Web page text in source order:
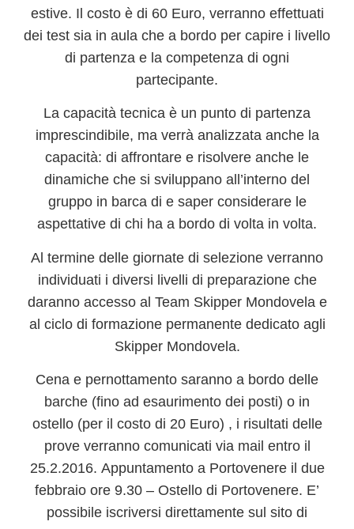
estive. Il costo è di 60 Euro, verranno effettuati
dei test sia in aula che a bordo per capire i livello
di partenza e la competenza di ogni
partecipante.
La capacità tecnica è un punto di partenza
imprescindibile, ma verrà analizzata anche la
capacità: di affrontare e risolvere anche le
dinamiche che si sviluppano all’interno del
gruppoin barca di e saper considerare le
aspettative di chi ha a bordo di volta in volta.
Al termine delle giornate di selezione verranno
individuati i diversi livelli di preparazioneche
daranno accesso al Team Skipper Mondovela e
al ciclo di formazione permanente dedicato agli
Skipper Mondovela.
Cena e pernottamento saranno a bordo delle
barche (fino ad esaurimento dei posti) o in
ostello(per il costo di 20 Euro) , i risultati delle
prove verranno comunicati via mail entro il
25.2.2016. Appuntamento a Portovenere il due
febbraio ore 9.30 – Ostello di Portovenere. E’
possibile iscriversi direttamente sul sito di